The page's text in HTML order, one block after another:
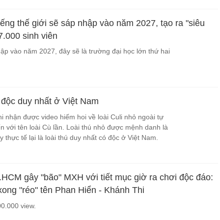
thế giới sẽ sáp nhập vào năm 2027, tạo ra "siêu
sinh viên
vào năm 2027, đây sẽ là trường đại học lớn thứ hai
duy nhất ở Việt Nam
nhận được video hiếm hoi về loài Culi nhỏ ngoài tự
với tên loài Cù lần. Loài thú nhỏ được mệnh danh là
thực tế lại là loài thú duy nhất có độc ở Việt Nam.
gây "bão" MXH với tiết mục giờ ra chơi độc đáo:
"réo" tên Phan Hiển - Khánh Thi
view.